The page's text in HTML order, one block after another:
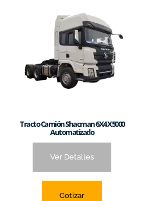
Tracto Camión Shacman 6X4 X5000
Automatizado
Ver Detalles
Cotizar